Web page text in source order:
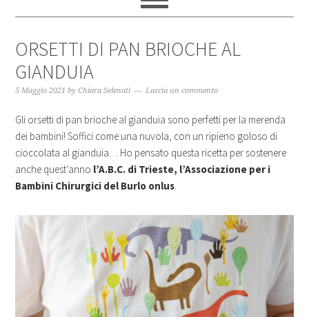
ORSETTI DI PAN BRIOCHE AL
GIANDUIA
5 Maggio 2021 byChiara Selenati Lascia un commento
Gli orsetti di pan brioche al gianduia sono perfetti per la merenda
dei bambini! Soffici come una nuvola, con un ripieno goloso di
cioccolata al gianduia… Ho pensato questa ricetta per sostenere
anche quest’anno l’A.B.C. di Trieste, l’Associazione per i
Bambini Chirurgici del Burlo onlus.